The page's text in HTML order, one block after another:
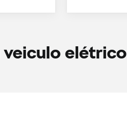
veiculo elétrico